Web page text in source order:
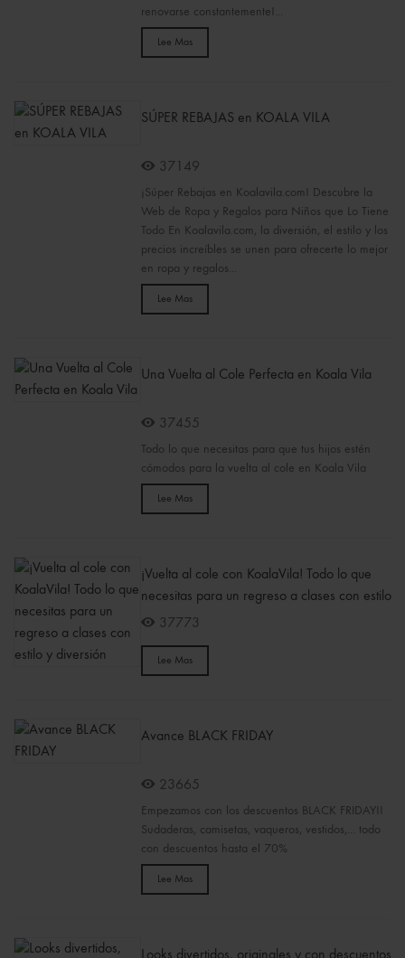
renovarse constantemente!...
Lee Mas
SÚPER REBAJAS en KOALA VILA
37149
¡Súper Rebajas en Koalavila.com! Descubre la
Web de Ropa y Regalos para Niños que Lo Tiene
Todo En Koalavila.com, la diversión, el estilo y los
precios increíbles se unen para ofrecerte lo mejor
en ropa y regalos...
Lee Mas
Una Vuelta al Cole Perfecta en Koala Vila
37455
Todo lo que necesitas para que tus hijos estén
cómodos para la vuelta al cole en Koala Vila
Lee Mas
¡Vuelta al cole con KoalaVila! Todo lo que
necesitas para un regreso a clases con estilo
y diversión
37773
Lee Mas
Avance BLACK FRIDAY
23665
Empezamos con los descuentos BLACK FRIDAY!!
Sudaderas, camisetas, vaqueros, vestidos,... todo
con descuentos hasta el 70%
Lee Mas